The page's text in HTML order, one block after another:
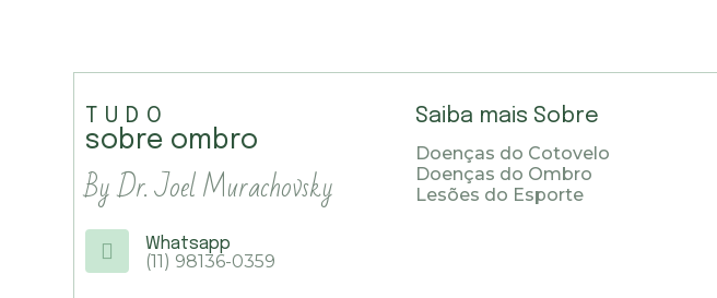
TUDO
sobre ombro
By Dr. Joel Murachovsky
Whatsapp
(11) 98136-0359
Saiba mais Sobre
Doenças do Cotovelo
Doenças do Ombro
Lesões do Esporte